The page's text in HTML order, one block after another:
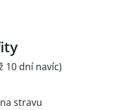
10 dní navíc)
stravu